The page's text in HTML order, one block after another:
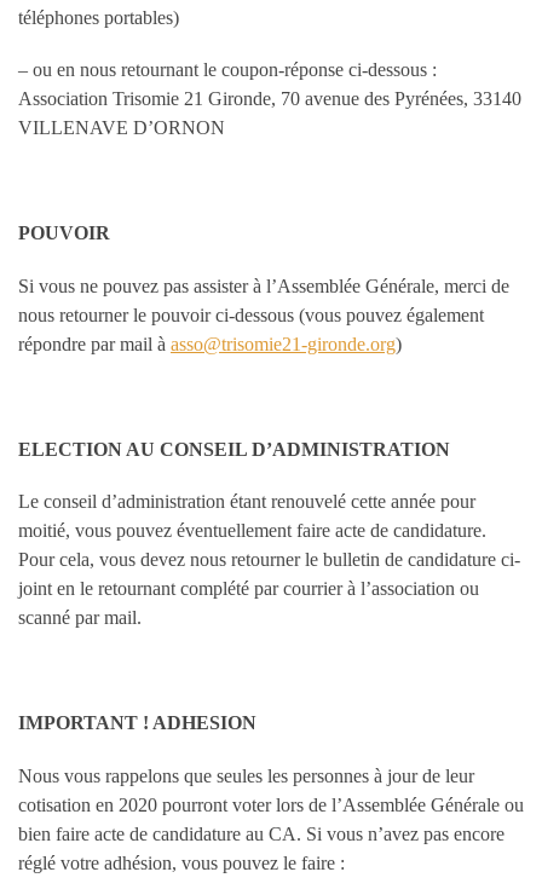
téléphones portables)
– ou en nous retournant le coupon-réponse ci-dessous :
Association Trisomie 21 Gironde, 70 avenue des Pyrénées, 33140
VILLENAVE D’ORNON
POUVOIR
Si vous ne pouvez pas assister à l’Assemblée Générale, merci de
nous retourner le pouvoir ci-dessous (vous pouvez également
répondre par mail à asso@trisomie21-gironde.org)
ELECTION AU CONSEIL D’ADMINISTRATION
Le conseil d’administration étant renouvelé cette année pour
moitié, vous pouvez éventuellement faire acte de candidature.
Pour cela, vous devez nous retourner le bulletin de candidature ci-
joint en le retournant complété par courrier à l’association ou
scanné par mail.
IMPORTANT ! ADHESION
Nous vous rappelons que seules les personnes à jour de leur
cotisation en 2020 pourront voter lors de l’Assemblée Générale ou
bien faire acte de candidature au CA. Si vous n’avez pas encore
réglé votre adhésion, vous pouvez le faire :